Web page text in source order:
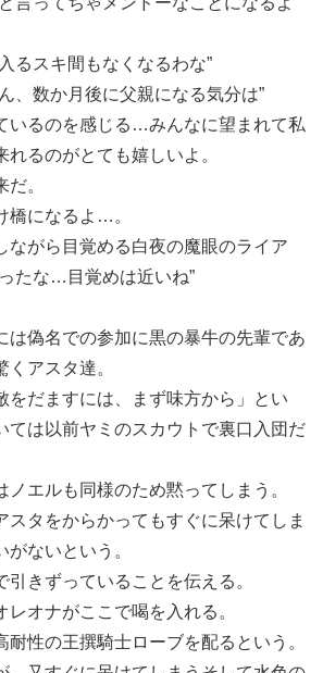
るスキ間もなくなるわな”
、数か月後に父親になる気分は”
いるのを感じる…みんなに望まれて私
るのがとても嬉しいよ。
。
橋になるよ…。
ながら目覚める白夜の魔眼のライア
たな…目覚めは近いね”
は偽名での参加に黒の暴牛の先輩であ
くアスタ達。
をだますには、まず味方から」とい
ては以前ヤミのスカウトで裏口入団だ
ノエルも同様のため黙ってしまう。
スタをからかってもすぐに呆けてしま
がないという。
引きずっていることを伝える。
レオナがここで喝を入れる。
耐性の王撰騎士ローブを配るという。